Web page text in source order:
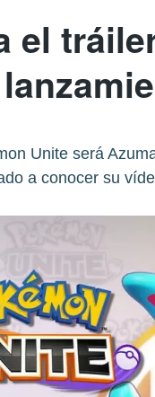
el
Unite será
a conocer su